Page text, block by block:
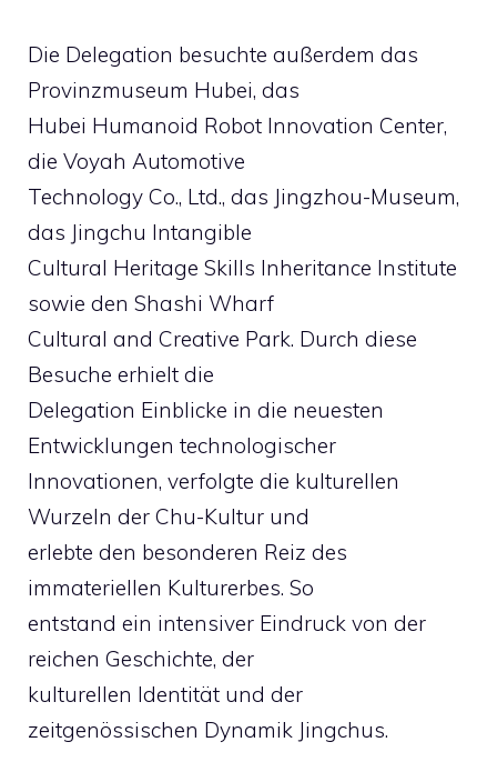
Die Delegation besuchte außerdem das
Provinzmuseum Hubei, das
Hubei Humanoid Robot Innovation Center,
die Voyah Automotive
Technology Co., Ltd., das Jingzhou-Museum,
das Jingchu Intangible
Cultural Heritage Skills Inheritance Institute
sowie den Shashi Wharf
Cultural and Creative Park. Durch diese
Besuche erhielt die
Delegation Einblicke in die neuesten
Entwicklungen technologischer
Innovationen, verfolgte die kulturellen
Wurzeln der Chu-Kultur und
erlebte den besonderen Reiz des
immateriellen Kulturerbes. So
entstand ein intensiver Eindruck von der
reichen Geschichte, der
kulturellen Identität und der
zeitgenössischen Dynamik Jingchus.